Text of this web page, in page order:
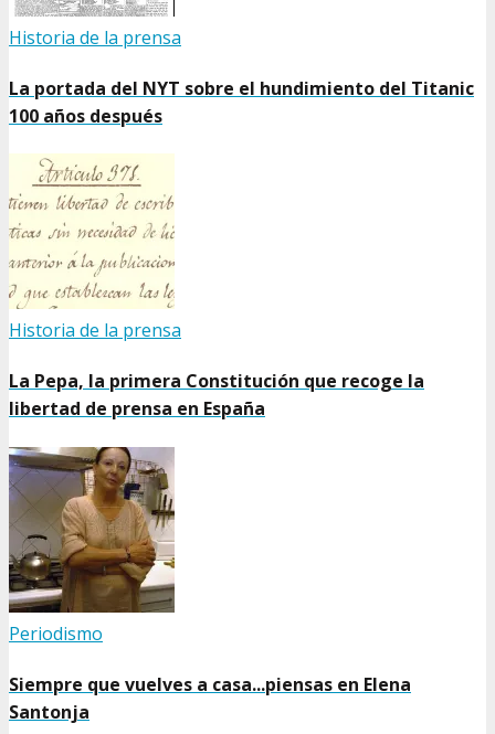
Historia de la prensa
La portada del NYT sobre el hundimiento del Titanic
100 años después
Historia de la prensa
La Pepa, la primera Constitución que recoge la
libertad de prensa en España
Periodismo
Siempre que vuelves a casa...piensas en Elena
Santonja